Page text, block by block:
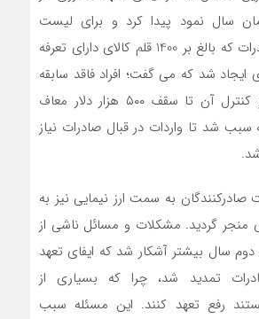
سال نمود پیدا کرد و برای لیست
واردات در قبال صادرات که بالغ بر 1400 قلم کالای دارای تعرفه
شد که می گفت؛ افراد فاقد سابقه
واردات از بررسی و کنترل آن تا سقف ۵۰۰ هزار دلار معاف
شد تا واردات در قبال صادرات نیاز
صادرکنندگان به سمت ارز نیمایی نیز به
منجر گردید. مشکلات و مسائل ناشی از
دوم سال بیشتر آشکار شد که ایفای تعهد
تمدید شد، چرا که بسیاری از
رفع تعهد کنند. این مسئله سبب